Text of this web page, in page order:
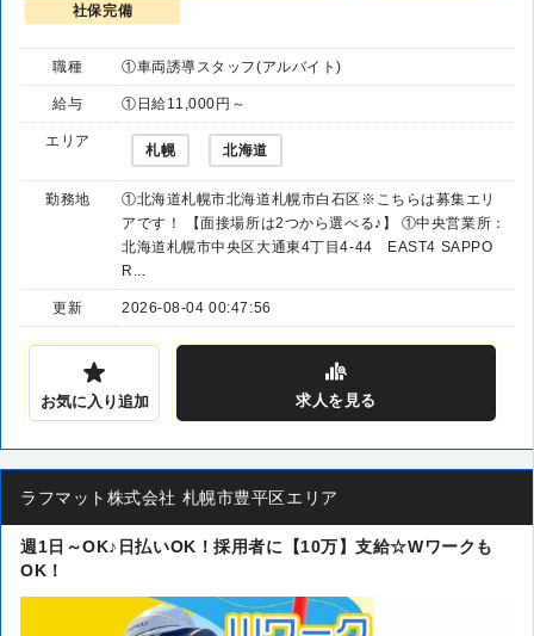
社保完備
職種 ①車両誘導スタッフ(アルバイト)
給与 ①日給11,000円～
エリア
札幌 北海道
勤務地
①北海道札幌市北海道札幌市白石区※こちらは募集エリ
アです！ 【面接場所は2つから選べる♪】 ①中央営業所：
北海道札幌市中央区大通東4丁目4-44 EAST4 SAPPO
R...
更新 2026-08-04 00:47:56
お気に入り追加 求人 を見る
ラフマット株式会社 札幌市豊平区エリア
週1日～OK♪日払いOK！採用者に【10万】支給☆Wワークも
OK！